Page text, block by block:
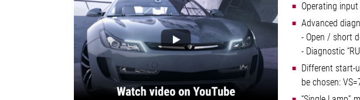
Operating
Advanced
- Open / short
- Diagnostic
Different start-
be chosen: